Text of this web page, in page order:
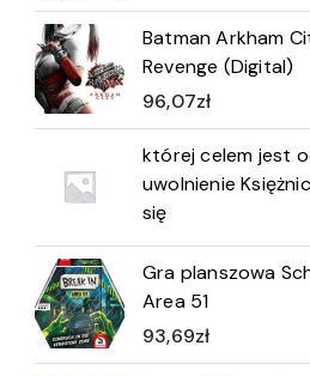
Batman Arkham
Revenge (Digital)
96,07zł
której celem jest
uwolnienie
się
Gra planszowa
Area 51
93,69zł